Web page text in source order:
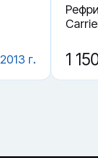
2013 г. 1